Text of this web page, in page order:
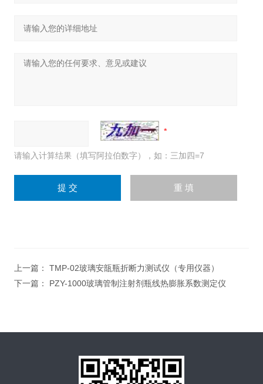
请输入计算结果（填写阿拉伯数字），如：三加四=7
上一篇： TMP-02玻璃安瓿瓶折断力测试仪（专用仪器）
下一篇： PZY-1000玻璃管制注射剂瓶线热膨胀系数测定仪